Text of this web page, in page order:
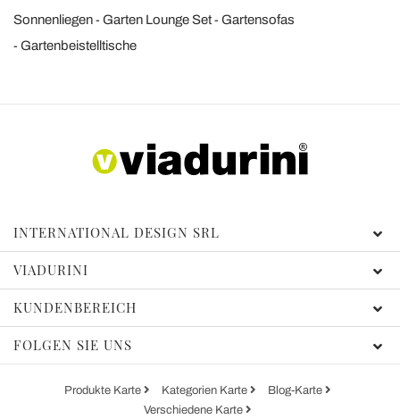
Sonnenliegen Garten Lounge Set
Gartensofas
Gartenbeistelltische
INTERNATIONAL DESIGN SRL
VIADURINI
KUNDENBEREICH
FOLGEN SIE UNS
Produkte Karte Kategorien Karte
Blog-Karte
Verschiedene Karte